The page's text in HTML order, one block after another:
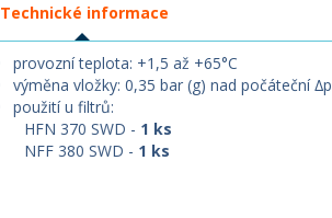
Technické informace
provozní teplota: +1,5 až +65°C
výměna vložky: 0,35 bar (g) nad počáteční ∆p
použití u filtrů:
HFN 370 SWD - 1 ks
NFF 380 SWD - 1 ks